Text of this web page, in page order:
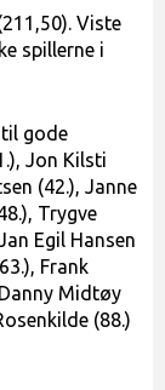
Viste
spillerne i
til gode
Jon Kilsti
(42.), Janne
Trygve
Egil Hansen
Frank
Midtøy
(88.)